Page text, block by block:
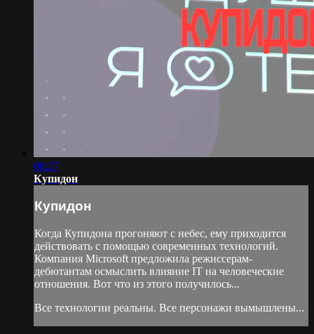
08:27
Купидон
Купидон
Когда Купидона прогоняют с небес, ему приходится
действовать с помощью современных технологий.
Компания Microsoft предложила режиссерам-
дебютантам осмыслить влияние IT на человеческие
отношения. Вот что из этого получилось...
Все технологии реальны. Все персонажи вымышлены...